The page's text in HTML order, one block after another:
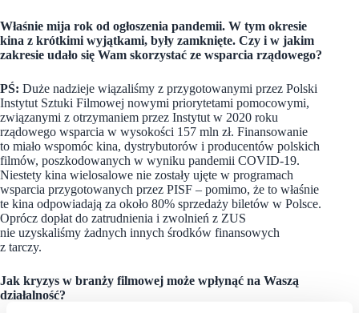
Właśnie mija rok od ogłoszenia pandemii. W tym okresie
kina z krótkimi wyjątkami, były zamknięte. Czy i w jakim
zakresie udało się Wam skorzystać ze wsparcia rządowego?
PŚ: Duże nadzieje wiązaliśmy z przygotowanymi przez Polski
Instytut Sztuki Filmowej nowymi priorytetami pomocowymi,
związanymi z otrzymaniem przez Instytut w 2020 roku
rządowego wsparcia w wysokości 157 mln zł. Finansowanie
to miało wspomóc kina, dystrybutorów i producentów polskich
filmów, poszkodowanych w wyniku pandemii COVID-19.
Niestety kina wielosalowe nie zostały ujęte w programach
wsparcia przygotowanych przez PISF – pomimo, że to właśnie
te kina odpowiadają za około 80% sprzedaży biletów w Polsce.
Oprócz dopłat do zatrudnienia i zwolnień z ZUS
nie uzyskaliśmy żadnych innych środków finansowych
z tarczy.
Jak kryzys w branży filmowej może wpłynąć na Waszą
działalność?